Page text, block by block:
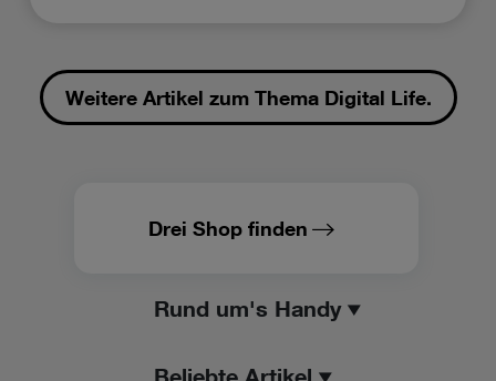
Weitere Artikel zum Thema Digital Life.
Drei Shop finden
Rund um's Handy
Beliebte Artikel